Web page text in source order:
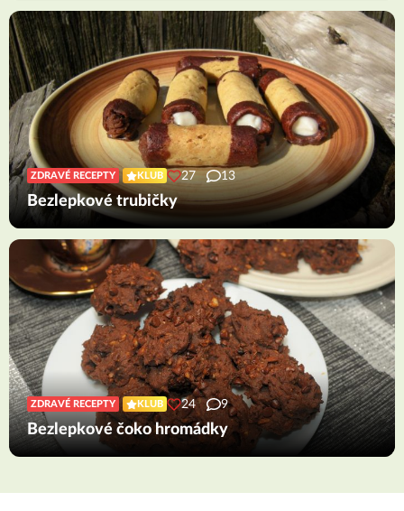
ZDRAVÉ RECEPTY KLUB 27 13
Bezlepkové trubičky
ZDRAVÉ RECEPTY KLUB 24 9
Bezlepkové čoko hromádky